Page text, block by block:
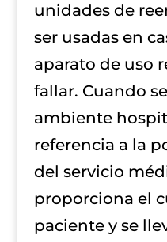
unidades de
ser usadas en
aparato de uso
fallar. Cuando
ambiente
referencia a la
del servicio
proporciona el
paciente y se